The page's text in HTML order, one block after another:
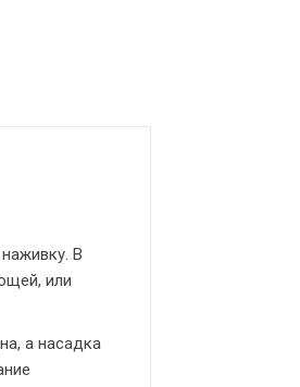
В
или
а насадка